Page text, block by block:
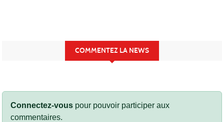
COMMENTEZ LA NEWS
Connectez-vous pour pouvoir participer aux
commentaires.